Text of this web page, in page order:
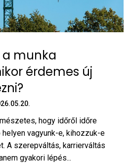
a munka
érdemes új
hogy időről időre
vagyunk-e, kihozzuk-e
A szerepváltás, karrierváltás
gyakori lépés...